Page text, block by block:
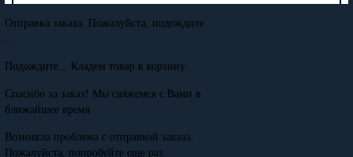
Отправка заказа. Пожалуйста, подождите
...
Подождите... Кладем товар в корзину
Спасибо за заказ! Мы свяжемся с Вами в
ближайшее время
Возникла проблема с отправкой заказа.
Пожалуйста, попробуйте еще раз.